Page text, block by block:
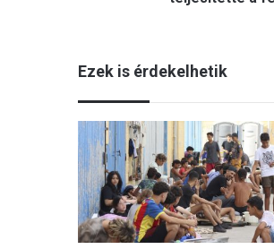
y
s
z
e
r
i
n
t
Ezek is érdekelhetik